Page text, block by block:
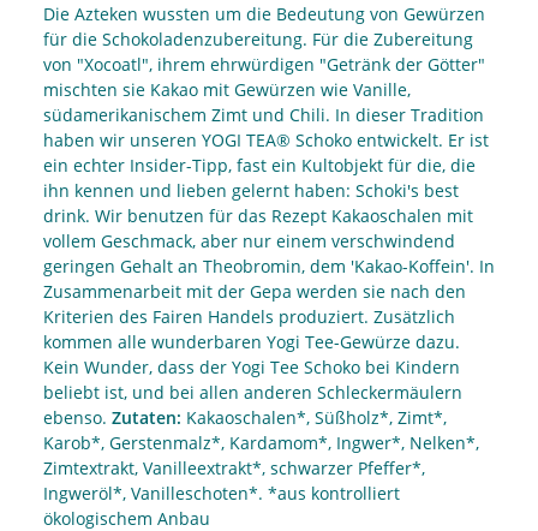
Die Azteken wussten um die Bedeutung von Gewürzen
für die Schokoladenzubereitung. Für die Zubereitung
von "Xocoatl", ihrem ehrwürdigen "Getränk der Götter"
mischten sie Kakao mit Gewürzen wie Vanille,
südamerikanischem Zimt und Chili. In dieser Tradition
haben wir unseren YOGI TEA® Schoko entwickelt. Er ist
ein echter Insider-Tipp, fast ein Kultobjekt für die, die
ihn kennen und lieben gelernt haben: Schoki's best
drink. Wir benutzen für das Rezept Kakaoschalen mit
vollem Geschmack, aber nur einem verschwindend
geringen Gehalt an Theobromin, dem 'Kakao-Koffein'. In
Zusammenarbeit mit der Gepa werden sie nach den
Kriterien des Fairen Handels produziert. Zusätzlich
kommen alle wunderbaren Yogi Tee-Gewürze dazu.
Kein Wunder, dass der Yogi Tee Schoko bei Kindern
beliebt ist, und bei allen anderen Schleckermäulern
ebenso. Zutaten: Kakaoschalen*, Süßholz*, Zimt*,
Karob*, Gerstenmalz*, Kardamom*, Ingwer*, Nelken*,
Zimtextrakt, Vanilleextrakt*, schwarzer Pfeffer*,
Ingweröl*, Vanilleschoten*. *aus kontrolliert
ökologischem Anbau